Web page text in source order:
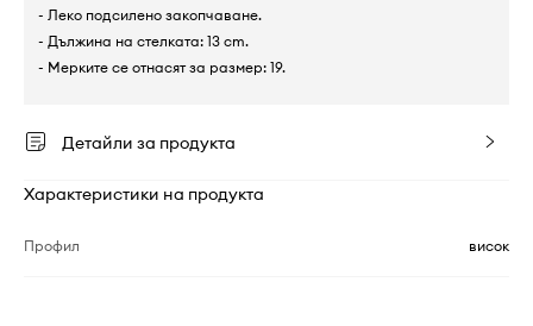
- Леко подсилено закопчаване.
- Дължина на стелката: 13 cm.
- Мерките се отнасят за размер: 19.
Детайли за продукта
Характеристики на продукта
Профил висок